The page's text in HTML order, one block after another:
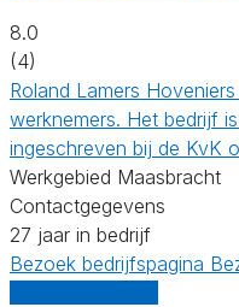
8.0
(4)
Roland Lamers
werknemers. Het bedrijf
ingeschreven bij de KvK
Werkgebied Maasbracht
Contactgegevens
27 jaar in bedrijf
Bezoek bedrijfspagina